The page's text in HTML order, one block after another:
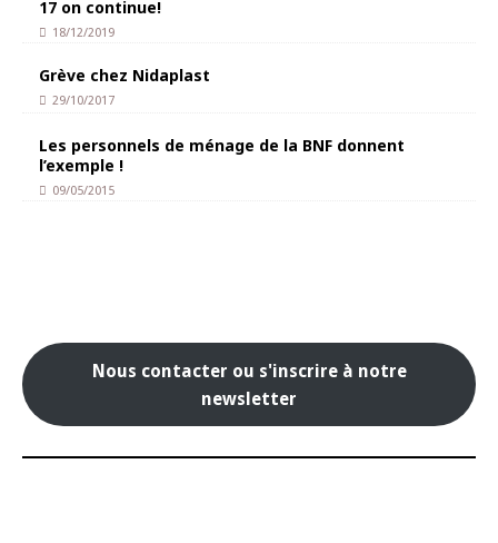
17 on continue!
18/12/2019
Grève chez Nidaplast
29/10/2017
Les personnels de ménage de la BNF donnent
l’exemple !
09/05/2015
Nous contacter ou s'inscrire à notre
newsletter